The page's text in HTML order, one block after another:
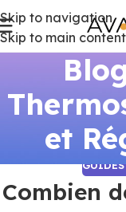
Skip to navigation
Skip to main content
et
GUIDES
Combien